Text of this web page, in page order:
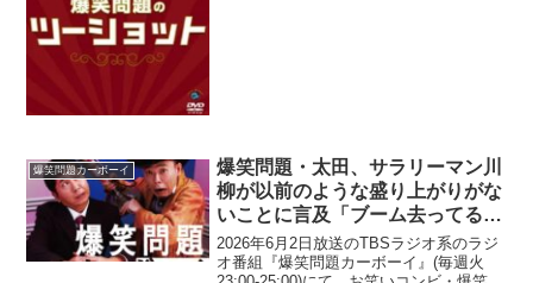
爆笑問題カーボーイ
爆笑問題・太田、サラリーマン川
柳が以前のような盛り上がりがな
いことに言及「ブーム去ってるよ
ね、明らかに(笑)」
2026年6月2日放送のTBSラジオ系のラジ
オ番組『爆笑問題カーボーイ』(毎週火